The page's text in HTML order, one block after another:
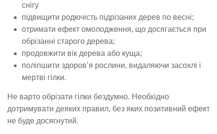
снігу
підвищити родючість підрізаних дерев по весні;
отримати ефект омолодження, що досягається при
обрізанні старого дерева;
продовжити вік дерева або куща;
поліпшити здоров’я рослини, видаляючи засохлі і
мертві гілки.
Не варто обрізати гілки бездумно. Необхідно
дотримувати деяких правил, без яких позитивний ефект
не буде досягнутий.